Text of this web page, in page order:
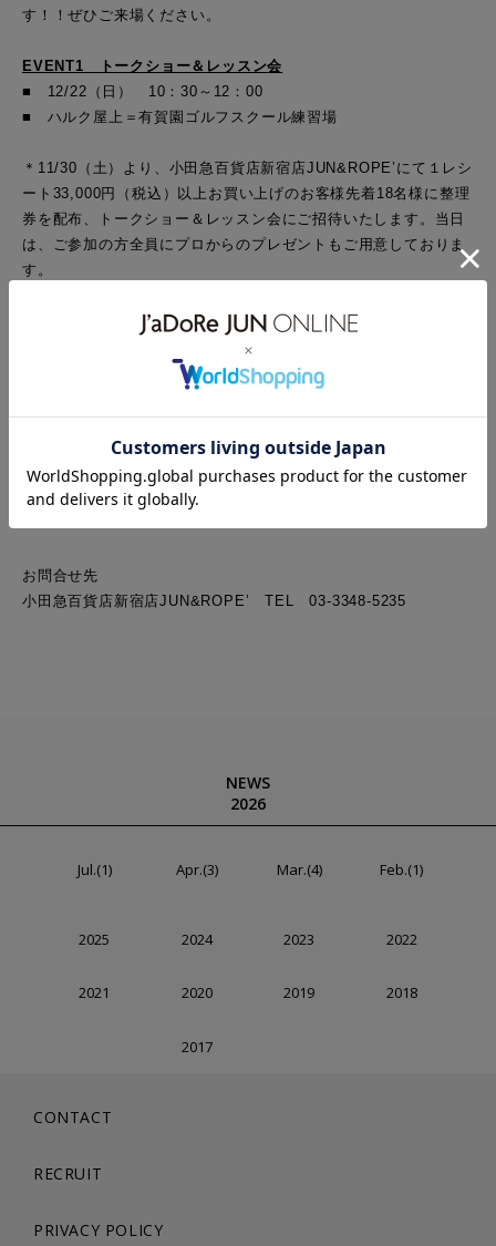
す！！ぜひご来場ください。
EVENT1 トークショー＆ レッスン会
■ 12/22 （日） 10 ：30～12：00
■ ハルク屋上＝有賀園ゴルフスクール練習場
＊11/30（土）より、小田急百貨店新宿店JUN&ROPE’にて１レシ
ート33,000円（税込）
以上お買い上げのお客様先着18名様に整理
券を配布、トークショー＆ レッスン会にご招待いたします。当日
は、ご参加の方全員にプロからのプレゼントもご用意しておりま
す。
EVENT2 フォトセッション＆サイン会
（日） 12：20～13：30
■ ハルク1階 JUN&ROPE’ショップ内
＊11/30（土）より、小田急百貨店新宿店〈ジュン＆ロペ〉にて1
レシート16,500円（税込）以上お買い上げのお客様先着30名様を
プロ3名との写真撮影＆サイン会にご招待いたします。カメラはご
持参ください。
お問合せ先
小田急百貨店新宿店JUN&ROPE’ TEL 03-3348-5235
NEWS
2026
Jul.(1) Apr.(3) Mar.(4) Feb.(1)
2025 2024 2023 2022
2021 2020 2019 2018
2017
CONTACT
RECRUIT
PRIVACY POLICY